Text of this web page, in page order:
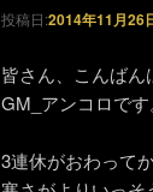
投稿日:2014年11月26
皆さん、こんばん
GM_アンコロです
3連休がおわって